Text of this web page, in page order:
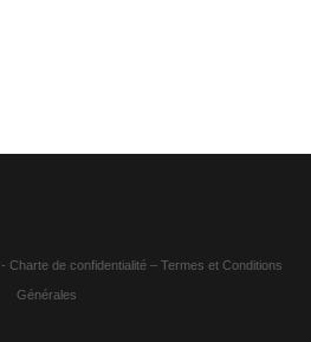
- Charte de confidentialité– Termes et Conditions
Générales